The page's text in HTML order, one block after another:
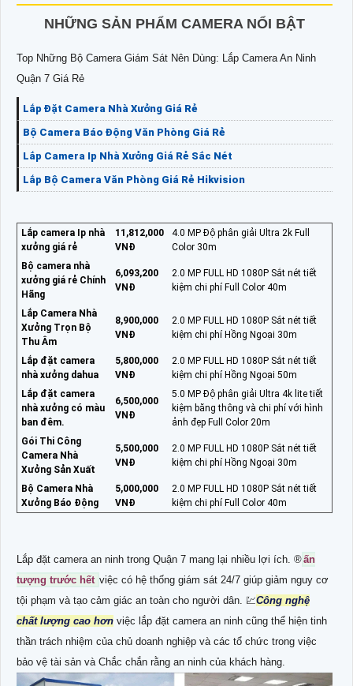
NHỮNG SẢN PHẨM CAMERA NỔI BẬT
Top Những Bộ Camera Giám Sát Nên Dùng: Lắp Camera An Ninh
Quận 7 Giá Rẻ
Lắp Đặt Camera Nhà Xưởng Giá Rẻ
Bộ Camera Báo Động Văn Phòng Giá Rẻ
Lắp Camera Ip Nhà Xưởng Giá Rẻ Sắc Nét
Lắp Bộ Camera Văn Phòng Giá Rẻ Hikvision
Lắp camera Ip nhà
xưởng giá rẻ
11,812,000
VNĐ
4.0 MP Độ phân giải Ultra 2k Full
Color 30m
Bộ camera nhà
xưởng giá rẻ Chính
Hãng
6,093,200
VNĐ
2.0 MP FULL HD 1080P Sắt nét tiết
kiệm chi phí Full Color 40m
Lắp Camera Nhà
Xưởng Trọn Bộ
Thu Âm
8,900,000
VNĐ
2.0 MP FULL HD 1080P Sắt nét tiết
kiệm chi phí Hồng Ngoại 30m
Lắp đặt camera
nhà xưởng dahua
5,800,000
VNĐ
2.0 MP FULL HD 1080P Sắt nét tiết
kiệm chi phí Hồng Ngoại 50m
Lắp đặt camera
nhà xưởng có màu
ban đêm.
6,500,000
VNĐ
5.0 MP Độ phân giải Ultra 4k lite tiết
kiệm băng thông và chi phí với hình
ảnh đẹp Full Color 20m
Gói Thi Công
Camera Nhà
Xưởng Sản Xuất
5,500,000
VNĐ
2.0 MP FULL HD 1080P Sắt nét tiết
kiệm chi phí Hồng Ngoại 30m
Bộ Camera Nhà
Xưởng Báo Động
5,000,000
VNĐ
2.0 MP FULL HD 1080P Sắt nét tiết
kiệm chi phí Full Color 40m
Lắp đặt camera an ninh trong Quận 7 mang lại nhiều lợi ích. ®️ấn
tượng trước hết việc có hệ thống giám sát 24/7 giúp giảm nguy cơ
tội phạm và tạo cảm giác an toàn cho người dân. 💹Công nghệ
chất lượng cao hơn việc lắp đặt camera an ninh cũng thể hiện tinh
thần trách nhiệm của chủ doanh nghiệp và các tổ chức trong việc
bảo vệ tài sản và Chắc chắn rằng an ninh của khách hàng.